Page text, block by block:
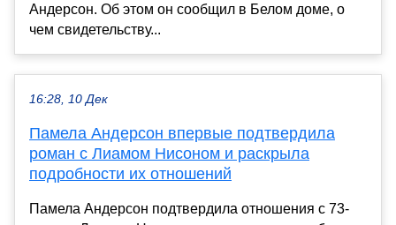
Андерсон. Об этом он сообщил в Белом доме, о
чем свидетельству...
16:28, 10 Дек
Памела Андерсон впервые подтвердила
роман с Лиамом Нисоном и раскрыла
подробности их отношений
Памела Андерсон подтвердила отношения с 73-